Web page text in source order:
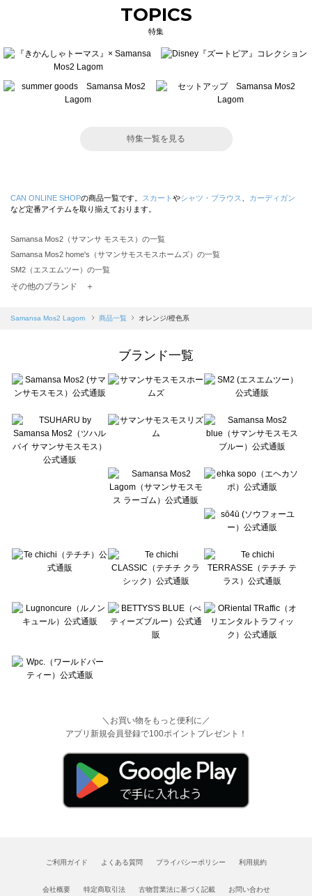
TOPICS
特集
特集一覧を見る
CAN ONLINE SHOPの商品一覧です。 スカート やシャツ・ブラウス
カーディガン
など定番アイテムを取り揃えております。
Samansa Mos2（サマンサ モスモス）の一覧
Samansa Mos2 home's（サマンサモスモスホームズ）の一覧
SM2（エスエムツー）の一覧
TSUHARU by Samansa Mos2（ツハルバイサマンサモスモス）の一覧
Samansa Mos2 blue（サマンサモスモス ブルー）の一覧
Te chichi（テチチ）の一覧
Te chichi CLASSIC（テチチ クラシック）の一覧
Lugnoncure（ルノンキュール）の一覧
BETTY'S BLUE（べティーズブルー）の一覧
Wpc.（ワールドパーティー）の一覧
その他のブランド ＋
Samansa Mos2 Lagom 商品一覧 オレンジ/橙色系
ブランド一覧
＼お買い物をもっと便利に／
アプリ新規会員登録で100ポイントプレゼント！
ご利用ガイド よくある質問 プライバシーポリシー 利用規約
会社概要 特定商取引法 古物営業法に基づく記載 お問い合わせ